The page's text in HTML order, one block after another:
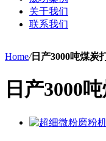
关于我们
联系我们
Home/日产3000吨煤炭
日产3000